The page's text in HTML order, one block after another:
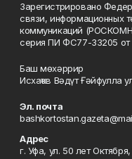
Зарегистрировано
связи, информационных
коммуникаций
серия ПИ ФС77-33205 от
Баш мөхәррир
Исхаҡов Вәдүт Ғәйфулла
Эл. почта
Адрес
г. Уфа, ул. 50 лет